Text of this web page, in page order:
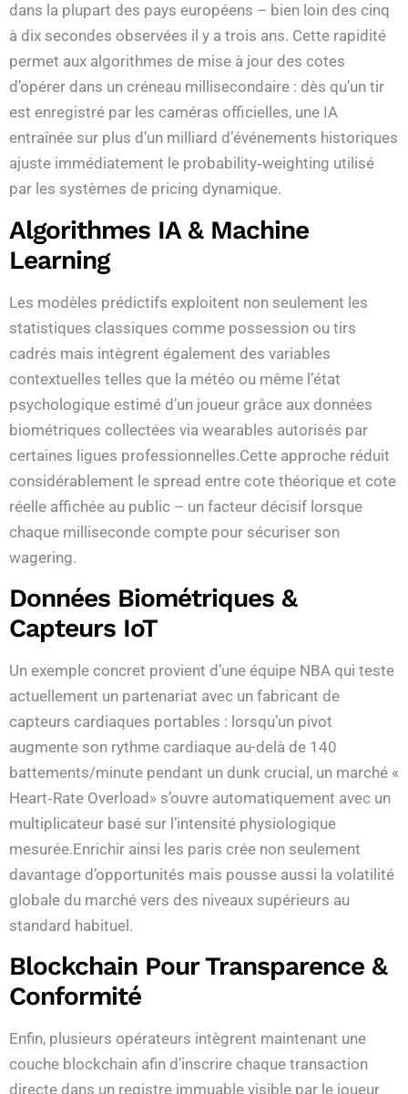
dans la plupart des pays européens – bien loin des cinq
à dix secondes observées il y a trois ans. Cette rapidité
permet aux algorithmes de mise à jour des cotes
d’opérer dans un créneau millisecondaire : dès qu’un tir
est enregistré par les caméras officielles, une IA
entraînée sur plus d’un milliard d’événements historiques
ajuste immédiatement le probability‑weighting utilisé
par les systèmes de pricing dynamique.
Algorithmes IA & Machine
Learning
Les modèles prédictifs exploitent non seulement les
statistiques classiques comme possession ou tirs
cadrés mais intègrent également des variables
contextuelles telles que la météo ou même l’état
psychologique estimé d’un joueur grâce aux données
biométriques collectées via wearables autorisés par
certaines ligues professionnelles.Cette approche réduit
considérablement le spread entre cote théorique et cote
réelle affichée au public – un facteur décisif lorsque
chaque milliseconde compte pour sécuriser son
wagering.
Données Biométriques &
Capteurs IoT
Un exemple concret provient d’une équipe NBA qui teste
actuellement un partenariat avec un fabricant de
capteurs cardiaques portables : lorsqu’un pivot
augmente son rythme cardiaque au-delà de 140
battements/minute pendant un dunk crucial, un marché «​
Heart‑Rate Overload​» s’ouvre automatiquement avec un
multiplicateur basé sur l’intensité physiologique
mesurée.Enrichir ainsi les paris crée non seulement
davantage d’opportunités mais pousse aussi la volatilité
globale du marché vers des niveaux supérieurs au
standard habituel.
Blockchain Pour Transparence &
Conformité
Enfin, plusieurs opérateurs intègrent maintenant une
couche blockchain afin d’inscrire chaque transaction
directe dans un registre immuable visible par le joueur